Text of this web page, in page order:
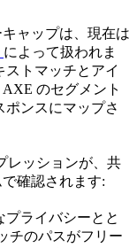
ャップは、現在は
によって扱われま
ストマッチとアイ
のセグメント
ポンスにマップさ
レッションが、共
確認されます:
プライバシーとと
チのパスがフリー